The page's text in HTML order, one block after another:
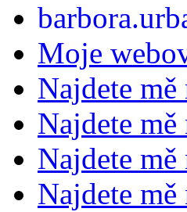
Moje
Najdete mě
Najdete
Najdete mě
Najdete